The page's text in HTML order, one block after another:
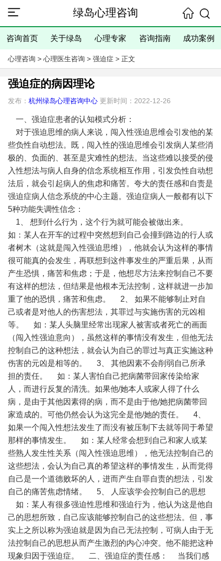
绿岛心理咨询
咨询首页 关于绿岛 心理专家 咨询指南 成功案例
心理咨询 > 心理医生咨询 > 强迫症 > 正文
强迫症的病因理论
发布： 杭州绿岛心理咨询中心更新时间：2022-12-26
一、强迫症患者的认知模式分析：
对于强迫思维的病人来说，闯入性强迫思维会引发他的某
些负性自动想法。既，闯入性的强迫思维会引发病人某些消
极的、负面的、甚至是灾难性的想法。当这些难以接受的侵
入性想法与病人自身的信念系统相互作用，引发负性自动想
法后，就会引起病人的焦虑和痛苦。夸大的责任感和自责是
强迫症病人信念系统的中心主题。强迫症病人一般都有以下
5种功能失调性信念：
1、 想到什么行为，这个行为就可能会被做出来。
如：某人在开车的过程中突然想到自己会撞到路边的行人或
者树木（这就是闯入性强迫思维），他就会认为这样的事情
很可能真的会发生，再联想到这件事发生的严重后果，从而
产生恐惧，痛苦和焦虑；于是，他想尽方法来控制自己不要
有这样的想法，但结果是他根本无法控制，这样就进一步加
重了他的恐惧，痛苦和焦虑。
2、 如果不能够制止对自
己或者是对他人的伤害想法，其罪过与实施伤害的元凶相
等。
如：某人头脑里经常出现家人被害或者死亡的画面
（闯入性强迫意向），虽然这样的事情没有发生，但他无法
控制自己的这种想法，就会认为自己的罪过与真正实施这种
伤害的元凶是相等的。
3、 其他因素不会削弱自己所承
担的责任。
如：某人害怕自己把病菌带回家传染给家
人，而进行反复的清洗。如果他/她本人或家人得了什么
病，是由于其他因素得的病，而不是由于他/她把病菌带回
家造成的。可他仍然会认为这完全是他/她的责任。
4、
如果一个闯入性想法发生了而没有被压制下去就等同于希望
那样的事情发生。
如：某人经常会想到自己和家人或某
些熟人发生性关系（闯入性强迫思维），他无法控制自己的
这些想法，会认为自己真的希望这样的事情发生，从而觉得
自己是一个道德败坏的人，进而产生自罪自责的想法，引发
自己的痛苦焦虑情绪。
5、 人应该学会控制自己的思想
如：某人有很多强迫性思维和强迫行为，他认为这是他自
己的思想所致，自己应该能够控制自己的这些想法。但，事
实上之所以称为强迫就是因为自己无法控制，可病人由于无
法控制自己的思想从而产生激烈的内心冲突。他不能把这种
现象归因于强迫症。
二、强迫症的责任感：
当我们感